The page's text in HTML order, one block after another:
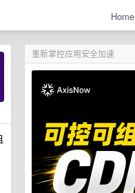
Home
重新掌控应用安全加速